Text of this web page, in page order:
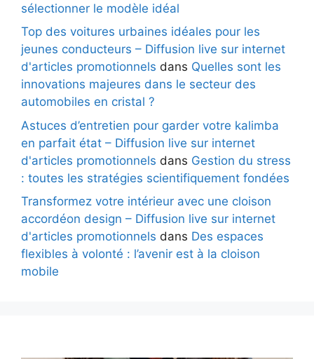
sélectionner le modèle idéal
Top des voitures urbaines idéales pour les
jeunes conducteurs – Diffusion live sur internet
d'articles promotionnels dans Quelles sont les
innovations majeures dans le secteur des
automobiles en cristal ?
Astuces d’entretien pour garder votre kalimba
en parfait état – Diffusion live sur internet
d'articles promotionnels dans Gestion du stress
: toutes les stratégies scientifiquement fondées
Transformez votre intérieur avec une cloison
accordéon design – Diffusion live sur internet
d'articles promotionnels dans Des espaces
flexibles à volonté : l’avenir est à la cloison
mobile